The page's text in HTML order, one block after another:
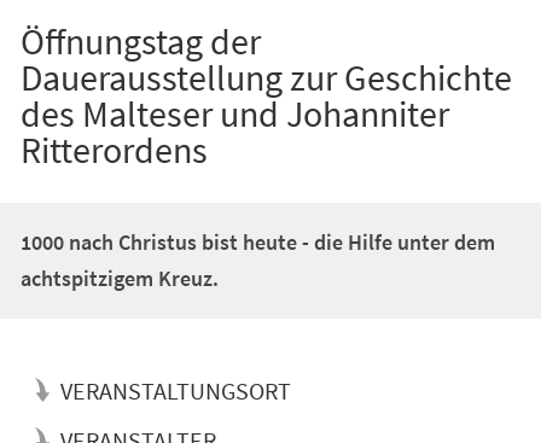
Öffnungstag der
Dauerausstellung zur Geschichte
des Malteser und Johanniter
Ritterordens
1000 nach Christus bist heute - die Hilfe unter dem
achtspitzigem Kreuz.
VERANSTALTUNGSORT